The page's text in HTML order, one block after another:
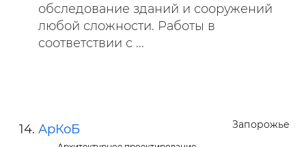
обследование зданий и сооружений
любой сложности. Работы в
соответствии с ...
Запорожье
АрКоБ